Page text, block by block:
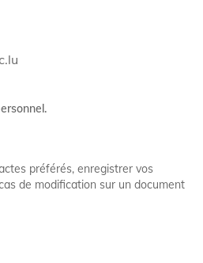
préférés, enregistrer vos
de modification sur un document